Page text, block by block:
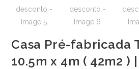
Casa Pré-fabricada
10.5m x 4m ( 42m2 )